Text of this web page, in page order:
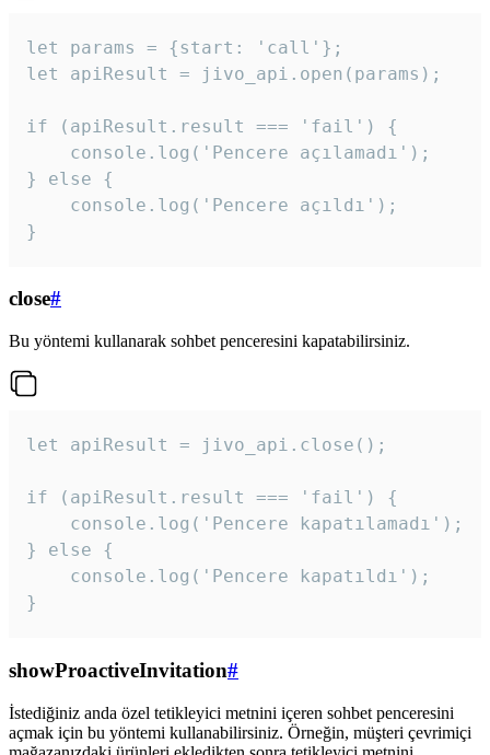
let params = {start: 'call'};
let apiResult = jivo_api.open(params);
if (apiResult.result === 'fail') {
    console.log('Pencere açılamadı');
} else {
    console.log('Pencere açıldı');
}
close#
Bu yöntemi kullanarak sohbet penceresini kapatabilirsiniz.
let apiResult = jivo_api.close();
if (apiResult.result === 'fail') {
    console.log('Pencere kapatılamadı');
} else {
    console.log('Pencere kapatıldı');
}
showProactiveInvitation#
İstediğiniz anda özel tetikleyici metnini içeren sohbet penceresini
açmak için bu yöntemi kullanabilirsiniz. Örneğin, müşteri çevrimiçi